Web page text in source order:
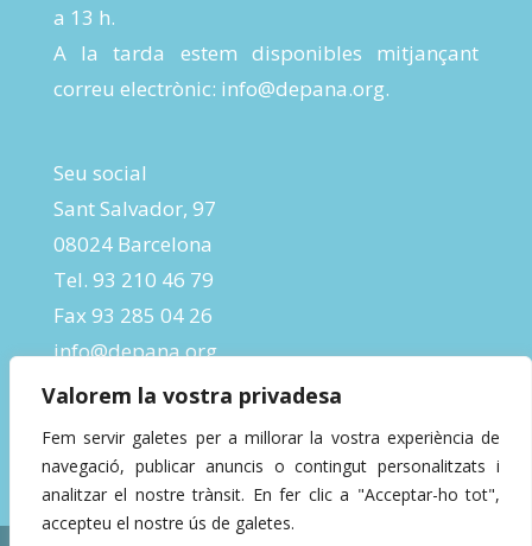
Valorem la vostra privadesa
Fem servir galetes per a millorar la vostra experiència de
navegació, publicar anuncis o contingut personalitzats i
analitzar el nostre trànsit. En fer clic a "Acceptar-ho tot",
accepteu el nostre ús de galetes.
a 13 h.
A la tarda estem disponibles mitjançant
correu electrònic: info@depana.org.
Seu social
Sant Salvador, 97
08024 Barcelona
Tel. 93 210 46 79
Fax 93 285 04 26
info@depana.org